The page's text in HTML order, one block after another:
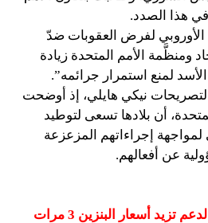
في هذا الصدد.
الأوروبي لفرض العقوبات ضدّ
ومنظَّمة الأمم المتحدة زيادة
لمنع استمرار جرائمه”.
لتصريحات نيكي هايلي، إذ أوضحت
أن بلادها تسعى لتوطيد
لمواجهة إجراءاتهم المزعزعة
عن أفعالهم.
تزيد أسعار البنزين 3 مرات